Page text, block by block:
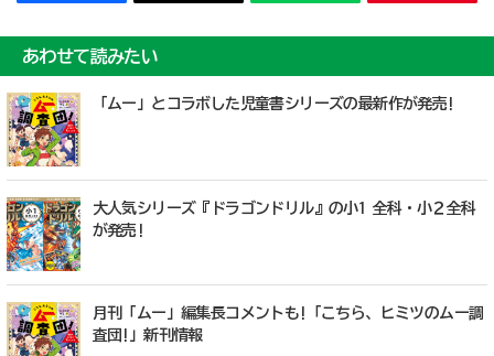
あわせて読みたい
「ムー」とコラボした児童書シリーズの最新作が発売!
大人気シリーズ『ドラゴンドリル』の小1 全科・小２全科
が発売!
月刊「ムー」編集長コメントも!「こちら、ヒミツのムー調
査団!」新刊情報